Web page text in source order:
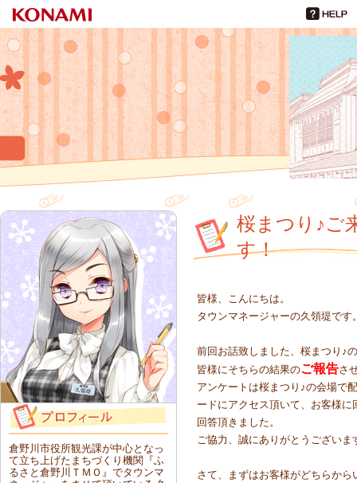
倉野川観光課だより
ひなビタ♪
倉野川市役所観光課が中心となっ
て立ち上げたまちづくり機関『ふ
るさと倉野川ＴＭＯ』でタウンマ
桜まつり♪ご
す！
皆様、こんにちは。
タウンマネージャーの久領堤です
前回お話致しました、桜まつり♪
皆様にそちらの結果のご報告さ
アンケートは桜まつり♪の会場で
ードにアクセス頂いて、お客様
回答頂きました。
ご協力、誠にありがとうございま
さて、まずはお客様がどちらから